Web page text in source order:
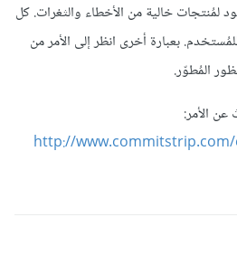
لمُنتجات خالية من الأخطاء والثغرات. كل
بعبارة أخرى انظر إلى الأمر من
المُطوّر.
الأمر:
http://